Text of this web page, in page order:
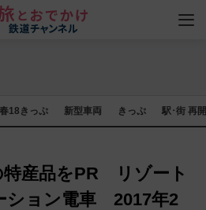
18きっぷ 新型車両 きっぷ 駅･街 再
産品をPR リゾート
ション電車 2017年2